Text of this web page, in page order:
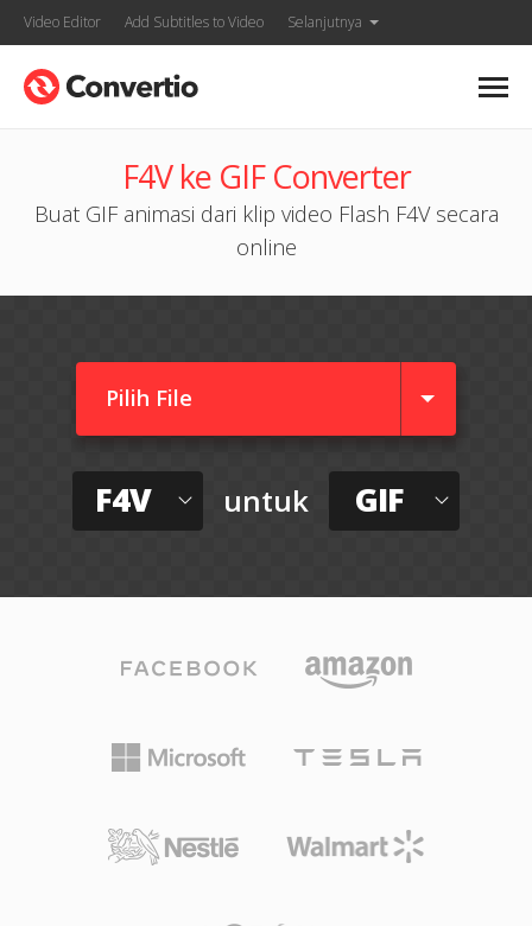
Video Editor Add Subtitles to Video Selanjutnya
F4V ke GIF Converter
Buat GIF animasi dari klip video Flash F4V secara
online
Pilih File
F4V untuk GIF